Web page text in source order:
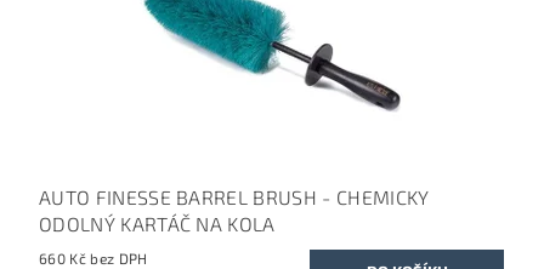
AUTO FINESSE BARREL BRUSH - CHEMICKY
ODOLNÝ KARTÁČ NA KOLA
660 Kč bez DPH